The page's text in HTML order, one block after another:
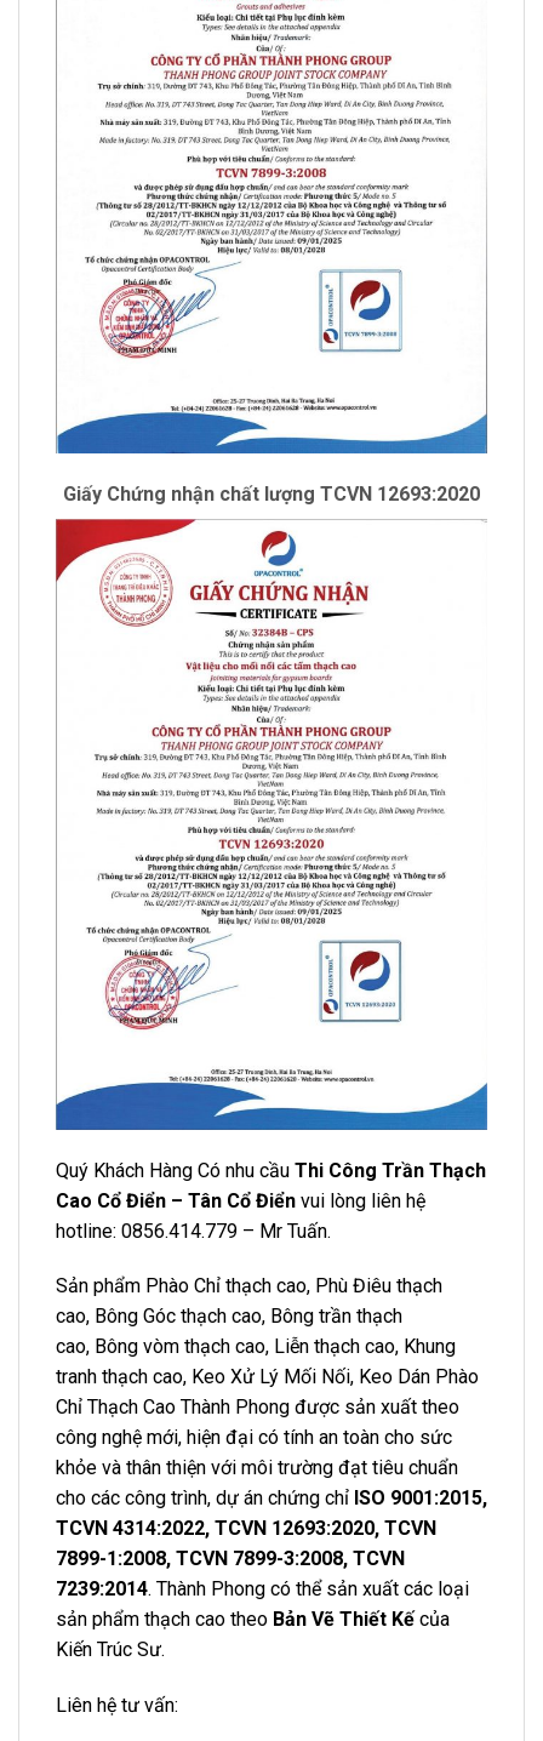
Giấy Chứng nhận chất lượng TCVN 12693:2020
Quý Khách Hàng Có nhu cầu Thi Công Trần Thạch
Cao Cổ Điển – Tân Cổ Điển vui lòng liên hệ
hotline: 0856.414.779 – Mr Tuấn.
Sản phẩm Phào Chỉ thạch cao, Phù Điêu thạch
cao, Bông Góc thạch cao, Bông trần thạch
cao, Bông vòm thạch cao, Liễn thạch cao, Khung
tranh thạch cao, Keo Xử Lý Mối Nối, Keo Dán Phào
Chỉ Thạch Cao Thành Phong được sản xuất theo
công nghệ mới, hiện đại có tính an toàn cho sức
khỏe và thân thiện với môi trường đạt tiêu chuẩn
cho các công trình, dự án chứng chỉ ISO 9001:2015,
TCVN 4314:2022, TCVN 12693:2020, TCVN
7899-1:2008, TCVN 7899-3:2008, TCVN
7239:2014. Thành Phong có thể sản xuất các loại
sản phẩm thạch cao theo Bản Vẽ Thiết Kế của
Kiến Trúc Sư.
Liên hệ tư vấn: